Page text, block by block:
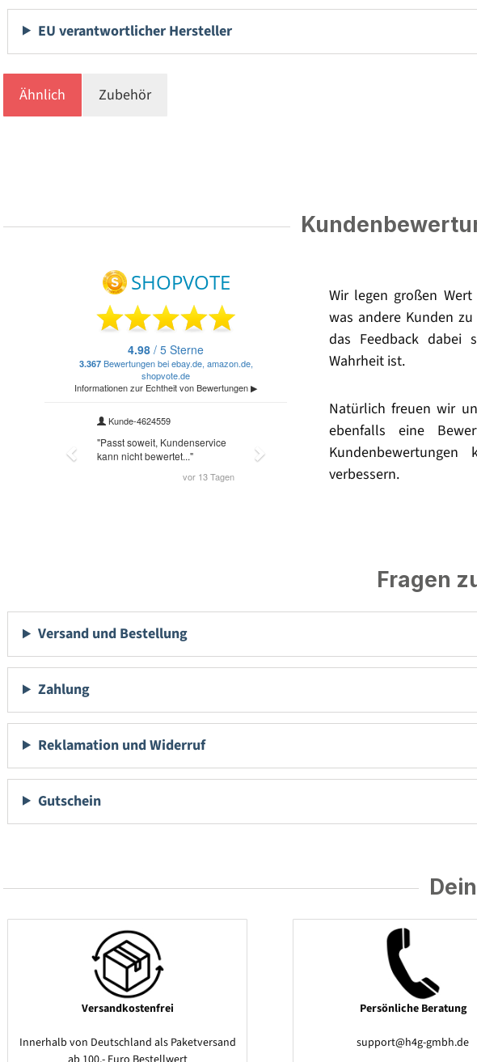
EU verantwortlicher Hersteller
Ähnlich Zubehör
Wir legen großen
was andere Kunden
das Feedback dabei
Wahrheit ist.
Natürlich freuen wir
ebenfalls eine
verbessern.
Fragen
Versand und Bestellung
Zahlung
Reklamation und Widerruf
Gutschein
Versandkostenfrei
Innerhalb von Deutschland als Paketversand
Persönliche Beratung
support@h4g-gmbh.de